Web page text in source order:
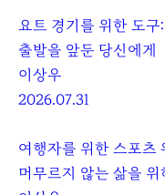
요트 경기를 위한 도구
출발을 앞둔 당신에게
이상우
2026.07.31
여행자를 위한 스포츠
머무르지 않는 삶을 위